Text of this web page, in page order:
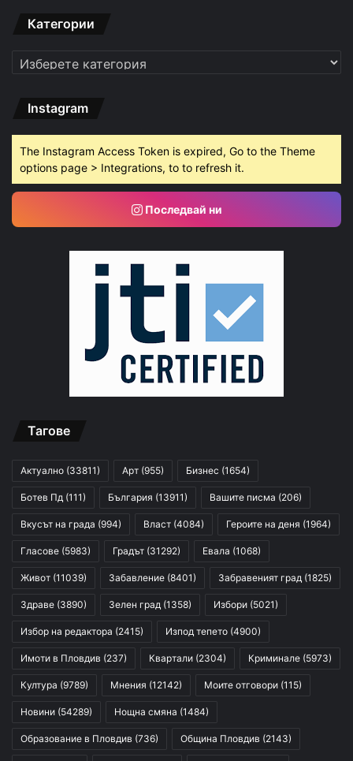
Категории
Категории
Instagram
The Instagram Access Token is expired, Go to the Theme
options page > Integrations, to to refresh it.
Последвай ни
Тагове
Актуално (33811) Арт (955) Бизнес (1654)
Ботев Пд (111) България (13911) Вашите писма (206)
Вкусът на града (994) Власт (4084) Героите на деня (1964)
Гласове (5983) Градът (31292) Евала (1068)
Живот (11039) Забавление (8401) Забравеният град (1825)
Здраве (3890) Зелен град (1358) Избори (5021)
Избор на редактора (2415) Изпод тепето (4900)
Имоти в Пловдив (237) Квартали (2304) Криминале (5973)
Култура (9789) Мнения (12142) Моите отговори (115)
Новини (54289) Нощна смяна (1484)
Образование в Пловдив (736) Община Пловдив (2143)